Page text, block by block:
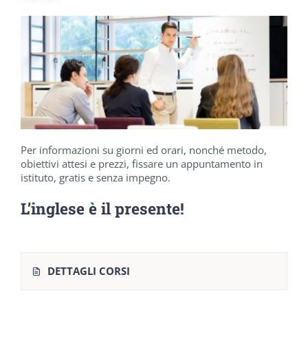
Per informazioni su giorni ed orari, nonché metodo,
obiettivi attesi e prezzi, fissare un appuntamento in
istituto, gratis e senza impegno.
L’inglese è il presente!
DETTAGLI CORSI